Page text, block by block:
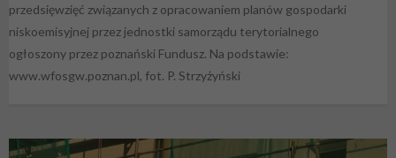
przedsięwzięć związanych z opracowaniem planów gospodarki
niskoemisyjnej przez jednostki samorządu terytorialnego
ogłoszony przez poznański Fundusz. Na podstawie:
www.wfosgw.poznan.pl, fot. P. Strzyżyński